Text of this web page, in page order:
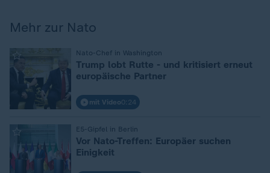
Mehr zur Nato
Nato-Chef in Washington
Trump lobt Rutte - und kritisiert erneut
europäische Partner
mit Video0:24
E5-Gipfel in Berlin
Vor Nato-Treffen: Europäer suchen
Einigkeit